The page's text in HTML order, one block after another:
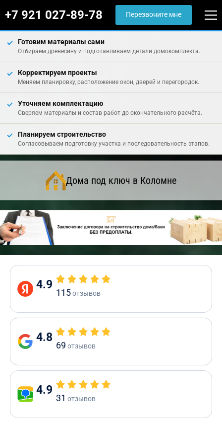
+7 921 027-89-78 Перезвоните мне
Готовим материалы сами
Отбираем древесину и подготавливаем детали домокомплекта.
Корректируем проекты
Меняем планировку, расположение окон, дверей и перегородок.
Уточняем комплектацию
Сверяем материалы и состав работ до окончательного расчёта.
Планируем строительство
Согласовываем подготовку участка и последовательность этапов.
Дома под ключ в Коломне
4.9
115отзывов
4.8
69 отзывов
4.9
31 отзывов